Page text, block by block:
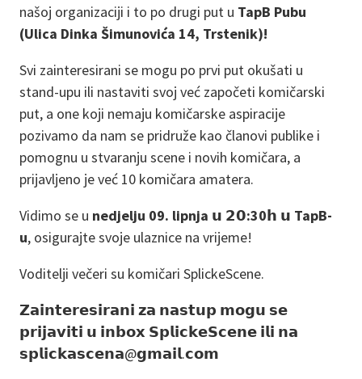
našoj organizaciji i to po drugi put u TapB Pubu
(Ulica Dinka Šimunovića 14, Trstenik)!
Svi zainteresirani se mogu po prvi put okušati u
stand-upu ili nastaviti svoj već započeti komičarski
put, a one koji nemaju komičarske aspiracije
pozivamo da nam se pridruže kao članovi publike i
pomognu u stvaranju scene i novih komičara, a
prijavljeno je već 10 komičara amatera.
Vidimo se u nedjelju 09. lipnja 𝘂 𝟮𝟬:30𝗵 𝘂 TapB-
u, osigurajte svoje ulaznice na vrijeme!
Voditelji večeri su komičari SplickeScene.
𝗭𝗮𝗶𝗻𝘁𝗲𝗿𝗲𝘀𝗶𝗿𝗮𝗻𝗶 𝘇𝗮 𝗻𝗮𝘀𝘁𝘂𝗽 𝗺𝗼𝗴𝘂 𝘀𝗲
𝗽𝗿𝗶𝗷𝗮𝘃𝗶𝘁𝗶 𝘂 𝗶𝗻𝗯𝗼𝘅 𝗦𝗽𝗹𝗶𝗰𝗸𝗲𝗦𝗰𝗲𝗻𝗲 𝗶𝗹𝗶 𝗻𝗮
𝘀𝗽𝗹𝗶𝗰𝗸𝗮𝘀𝗰𝗲𝗻𝗮@𝗴𝗺𝗮𝗶𝗹.𝗰𝗼𝗺